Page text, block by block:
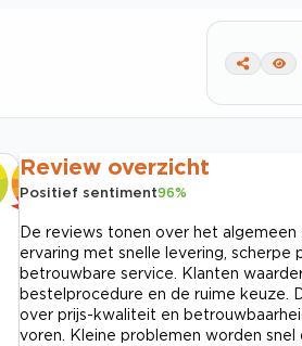
Review overzicht
Positief sentiment96%
De reviews tonen over het algemeen
ervaring met snelle levering, scherpe
betrouwbare service. Klanten
bestelprocedure en de ruime keuze.
over prijs-kwaliteit en
voren. Kleine problemen worden